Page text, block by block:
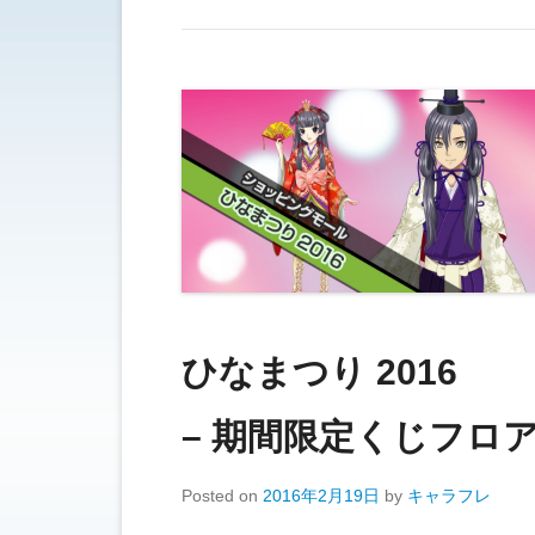
ひなまつり 2016
– 期間限定くじフロ
Posted on 2016年2月19日 by キャラフレ